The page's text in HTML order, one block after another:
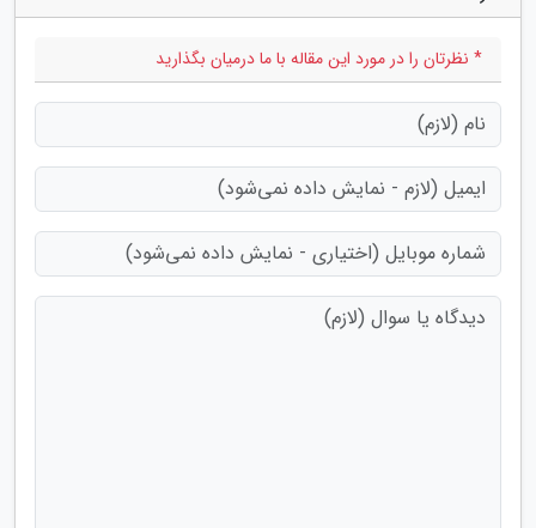
* نظرتان را در مورد این مقاله با ما درمیان بگذارید